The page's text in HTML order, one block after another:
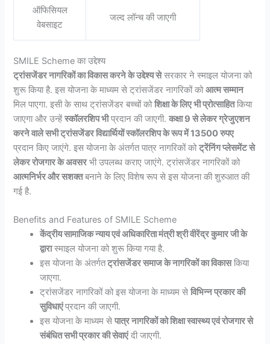
ऑफिसियल
वेबसाइट
जल्द लॉन्च की जाएगी
SMILE Scheme का उद्देश्य
ट्रांसजेंडर नागरिकों का विकास करने के उद्देश्य सेसरकार ने स्माइल योजना को
शुरू किया है. इस योजना के माध्यम से ट्रांसजेंडर नागरिकों कोआत्म सम्मान
मिल पाएगा. इसी के साथ ट्रांसजेंडर बच्चों कोशिक्षा के लिए भी प्रोत्साहितकिया
जाएगा और उन्हेंस्कॉलरशिप भीप्रदान की जाएगी.कक्षा 9 से लेकर ग्रेजुएशन
करने वाले सभी ट्रांसजेंडर विद्यार्थियों स्कॉलरशिप के रूप में 13500 रुपए
प्रदान किए जाएंगे. इस योजना के अंतर्गत पात्र नागरिकों कोट्रेंनिंग प्लेसमेंट से
लेकर रोजगार के अवसरभी उपलब्ध कराए जाएंगे. ट्रांसजेंडर नागरिकों को
आत्मनिर्भर और सशक्तबनाने के लिए विशेष रूप से इस योजना की शुरुआत की
गई है.
Benefits and Features of SMILE Scheme
केंद्रीय सामाजिक न्याय एवं अधिकारिता मंत्री श्री वीरेंद्र कुमार जी के
द्वारास्माइल योजना को शुरू किया गया है.
इस योजना के अंतर्गतट्रांसजेंडर समाज के नागरिकों का विकासकिया
जाएगा.
ट्रांसजेंडर नागरिकों को इस योजना के माध्यम सेविभिन्न प्रकार की
सुविधाएंप्रदान की जाएगी.
इस योजना के माध्यम सेपात्र नागरिकों को शिक्षा स्वास्थ्य एवं रोजगार से
संबंधित सभी प्रकार की सेवाएंदी जाएगी.